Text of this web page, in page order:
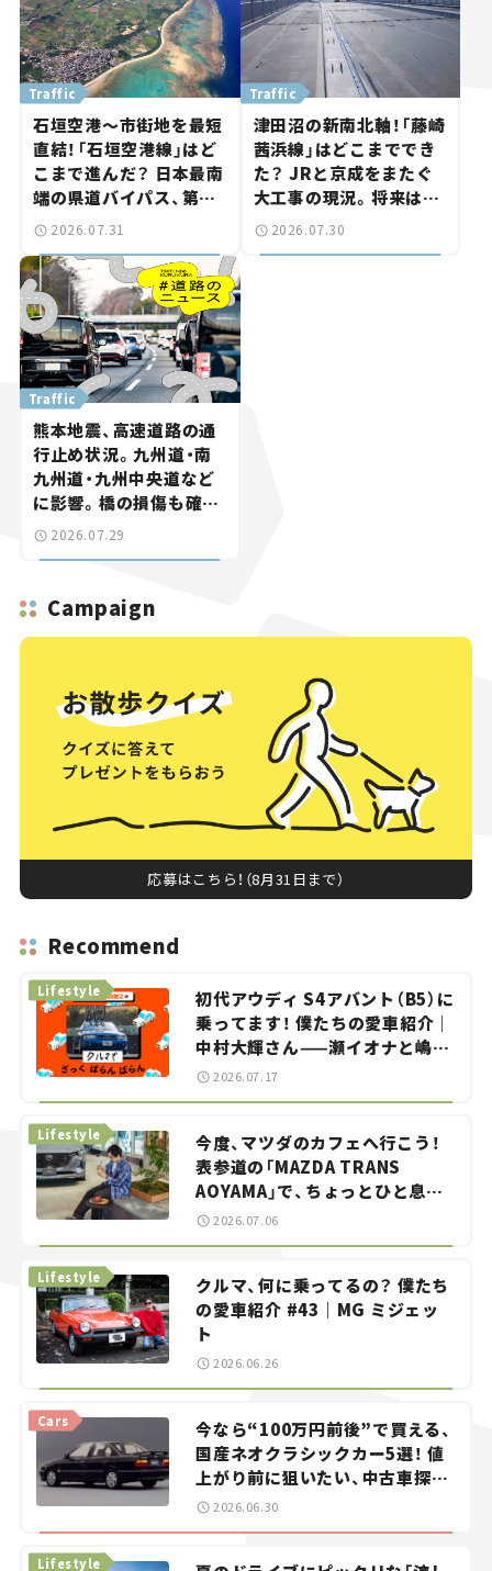
Traffic
石垣空港～市街地を最短
直結！「石垣空港線」はど
こまで進んだ？ 日本最南
端の県道バイパス、第2
工区も延伸開通 【いま気
2026.07.31
Traffic
津田沼の新南北軸！「藤崎
茜浜線」はどこまででき
た？ JRと京成をまたぐ
大工事の現況。将来は
「習志野～鎌ケ谷」を最短
2026.07.30
Traffic
熊本地震、高速道路の通
行止め状況。九州道・南
九州道・九州中央道など
に影響。橋の損傷も確認
【道路のニュース】
2026.07.29
Campaign
応募はこちら！（8月31日まで）
Recommend
初代アウディ S4アバント（B5）に
乗ってます！ 僕たちの愛車紹介｜
中村大輝さん——瀬イオナと嶋田
智之の「クルマでざっくばらんば
Lifestyle
2026.07.17
今度、マツダのカフェへ行こう！
表参道の「MAZDA TRANS
AOYAMA」で、ちょっとひと息。
——連載｜CCGとクルマでどうす
Lifestyle
2026.07.06
クルマ、何に乗ってるの？ 僕たち
の愛車紹介 #43｜MG ミジェッ
ト
Lifestyle
2026.06.26
今なら“100万円前後”で買える、
国産ネオクラシックカー5選！ 値
上がり前に狙いたい、中古車探し
をお手伝い――ちょっとイケてるマ
Cars
2026.06.30
Lifestyle